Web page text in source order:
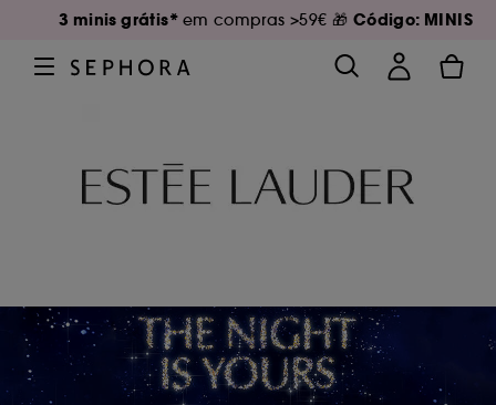
3 minis grátis* em compras >59€ 🎁 Código: MINIS